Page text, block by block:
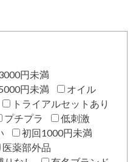
円未満
円未満
オイル
トライアルセットあり
プチプラ
低刺激
初回1000円未満
医薬部外品